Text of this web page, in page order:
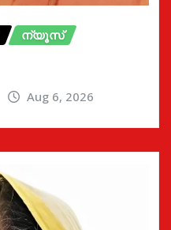
ന്യൂസ്
Aug 6, 2026